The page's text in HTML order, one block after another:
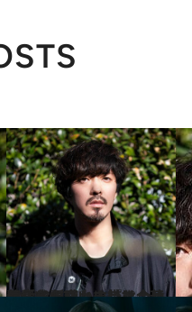
2024.3.22
伊勢谷友介との掛け合いは「必要以上に焚きつけさせてもらいました」若葉竜也が明かす『ペナルティループ』
カルチャー